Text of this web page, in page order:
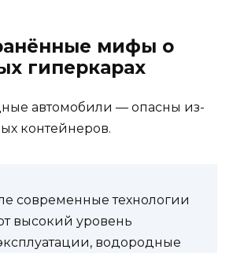
мифы о
гиперкарах
автомобили — опасны из-
контейнеров.
современные технологии
высокий уровень
водородные